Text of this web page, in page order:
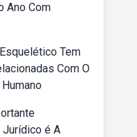
Ano Com
Tem
Com O
Jurídico é A